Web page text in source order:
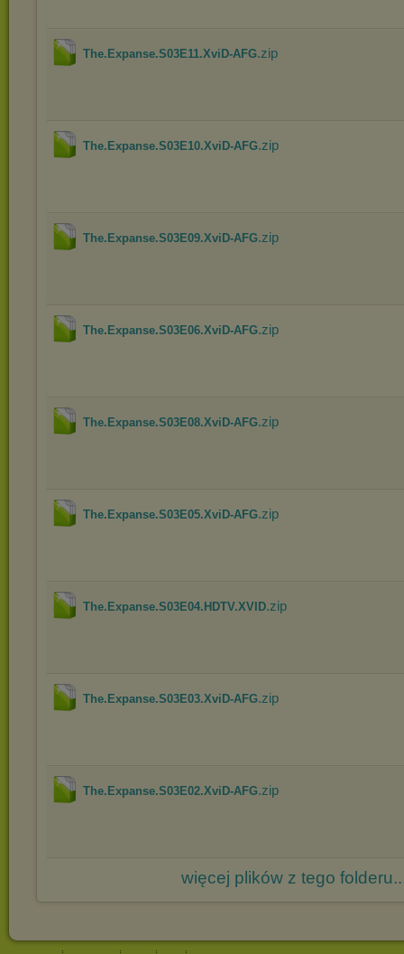
The.Expanse.S03E11.XviD-AFG.zip
The.Expanse.S03E10.XviD-AFG.zip
The.Expanse.S03E09.XviD-AFG.zip
The.Expanse.S03E06.XviD-AFG.zip
The.Expanse.S03E08.XviD-AFG.zip
The.Expanse.S03E05.XviD-AFG.zip
The.Expanse.S03E04.HDTV.XVID.zip
The.Expanse.S03E03.XviD-AFG.zip
The.Expanse.S03E02.XviD-AFG.zip
więcej plików z tego